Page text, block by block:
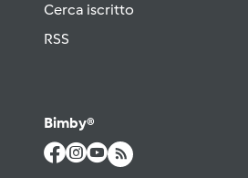
Cerca iscritto
RSS
Bimby®